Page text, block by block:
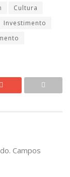
Cultura
Investimento
Campos